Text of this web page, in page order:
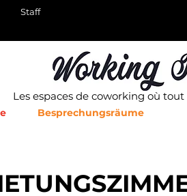
Staff
Les espaces de coworking où
Besprechungsräume